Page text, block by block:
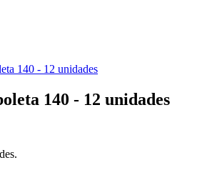
140 - 12 unidades
140 - 12 unidades